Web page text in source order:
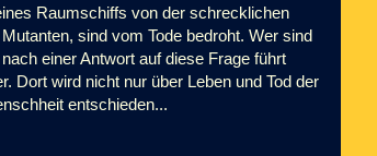
Raumschiffs von der schrecklichen
sind vom Tode bedroht. Wer sind
einer Antwort auf diese Frage führt
Dort wird nicht nur über Leben und Tod der
entschieden...